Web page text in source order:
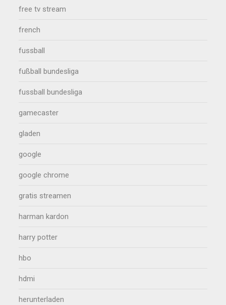
free tv stream
french
fussball
fußball bundesliga
fussball bundesliga
gamecaster
gladen
google
google chrome
gratis streamen
harman kardon
harry potter
hbo
hdmi
herunterladen